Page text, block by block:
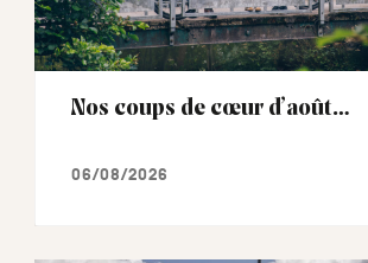
Nos coups de cœur d’août…
06/08/2026